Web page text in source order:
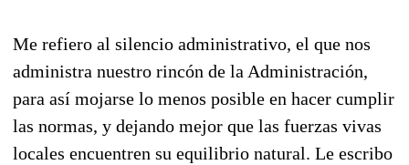
Me refiero al silencio administrativo, el que nos
administra nuestro rincón de la Administración,
para así mojarse lo menos posible en hacer cumplir
las normas, y dejando mejor que las fuerzas vivas
locales encuentren su equilibrio natural. Le escribo